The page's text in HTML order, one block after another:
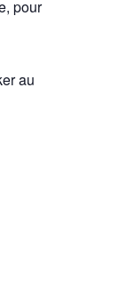
pour
au